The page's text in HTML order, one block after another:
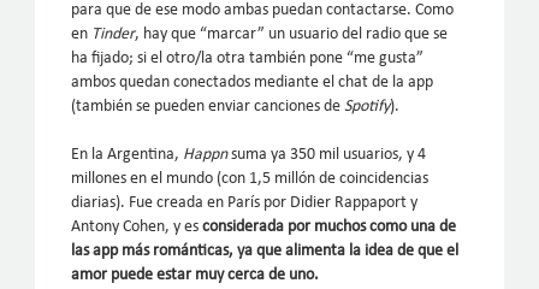
para que de ese modo ambas puedan contactarse. Como
en Tinder, hay que “marcar” un usuario del radio que se
ha fijado; si el otro/la otra también pone “me gusta”
ambos quedan conectados mediante el chat de la app
(también se pueden enviar canciones deSpotify).
En la Argentina, Happnsuma ya 350 mil usuarios, y 4
millones en el mundo (con 1,5 millón de coincidencias
diarias). Fue creada en París por Didier Rappaport y
Antony Cohen, y esconsiderada por muchos como una de
las app más románticas, ya que alimenta la idea de que el
amor puede estar muy cerca de uno.